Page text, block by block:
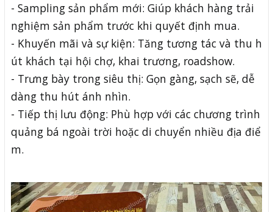
- Sampling sản phẩm mới: Giúp khách hàng trải
nghiệm sản phẩm trước khi quyết định mua.
- Khuyến mãi và sự kiện: Tăng tương tác và thu h
út khách tại hội chợ, khai trương, roadshow.
- Trưng bày trong siêu thị: Gọn gàng, sạch sẽ, dễ
dàng thu hút ánh nhìn.
- Tiếp thị lưu động: Phù hợp với các chương trình
quảng bá ngoài trời hoặc di chuyển nhiều địa điể
m.